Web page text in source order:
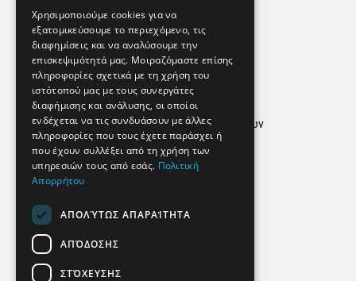
Εφημερεύοντα Φαρμακεία
Απόρρητο
Όροι Χρήσης
Πολιτική προστασίας δεδομένων
Findhere
Social Media
Χρησιμοποιούμε cookies για να
εξατομικεύσουμε το περιεχόμενο, τις
διαφημίσεις και να αναλύσουμε την
επισκεψιμότητά μας. Μοιραζόμαστε επίσης
πληροφορίες σχετικά με τη χρήση του
ιστότοπού μας με τους συνεργάτες
διαφήμισης και ανάλυσης, οι οποίοι
ενδέχεται να τις συνδυάσουν με άλλες
πληροφορίες που τους έχετε παράσχει ή
που έχουν συλλέξει από τη χρήση των
υπηρεσιών τους από εσάς. Πολιτική
Απορρήτου
ΑΠΟΛΎΤΩΣ ΑΠΑΡΑΊΤΗΤΑ
ΑΠΌΔΟΣΗΣ
ΣΤΌΧΕΥΣΗΣ